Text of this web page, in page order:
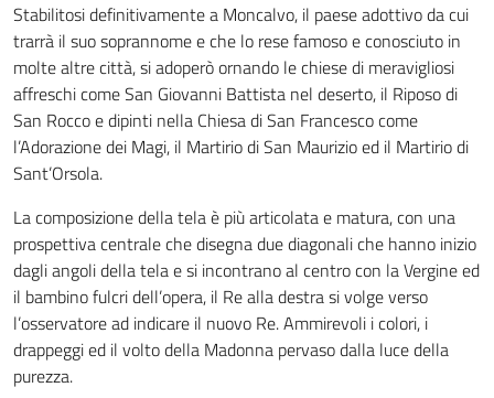
Stabilitosi definitivamente a Moncalvo, il paese adottivo da cui
trarrà il suo soprannome e che lo rese famoso e conosciuto in
molte altre città, si adoperò ornando le chiese di meravigliosi
affreschi come San Giovanni Battista nel deserto, il Riposo di
San Rocco e dipinti nella Chiesa di San Francesco come
l’Adorazione dei Magi, il Martirio di San Maurizio ed il Martirio di
Sant’Orsola.
La composizione della tela è più articolata e matura, con una
prospettiva centrale che disegna due diagonali che hanno inizio
dagli angoli della tela e si incontrano al centro con la Vergine ed
il bambino fulcri dell’opera, il Re alla destra si volge verso
l’osservatore ad indicare il nuovo Re. Ammirevoli i colori, i
drappeggi ed il volto della Madonna pervaso dalla luce della
purezza.